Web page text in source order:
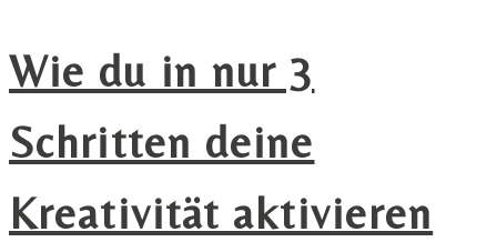
Wie du in nur 3
Schritten deine
Kreativität aktivieren